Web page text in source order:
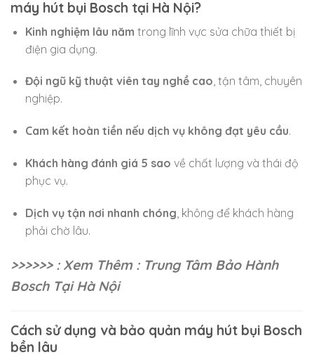
máy hút bụi Bosch tại Hà Nội?
Kinh nghiệm lâu năm trong lĩnh vực sửa chữa thiết bị
điện gia dụng.
Đội ngũ kỹ thuật viên tay nghề cao, tận tâm, chuyên
nghiệp.
Cam kết hoàn tiền nếu dịch vụ không đạt yêu cầu.
Khách hàng đánh giá 5 sao về chất lượng và thái độ
phục vụ.
Dịch vụ tận nơi nhanh chóng , không để khách hàng
phải chờ lâu.
>>>>>> : Xem Thêm : Trung Tâm Bảo Hành
Bosch Tại Hà Nội
Cách sử dụng và bảo quản máy hút bụi Bosch
bền lâu